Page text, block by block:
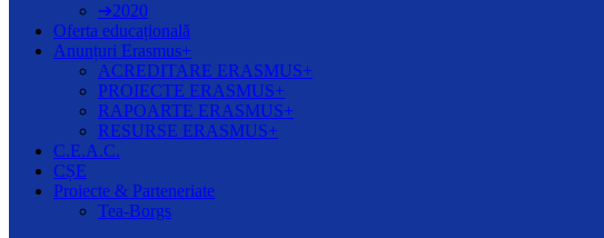
➔2020
Oferta educațională
Anunțuri Erasmus+
ACREDITARE ERASMUS+
PROIECTE ERASMUS+
RAPOARTE ERASMUS+
RESURSE ERASMUS+
C.E.A.C.
CȘE
Proiecte & Parteneriate
Tea-Borgs